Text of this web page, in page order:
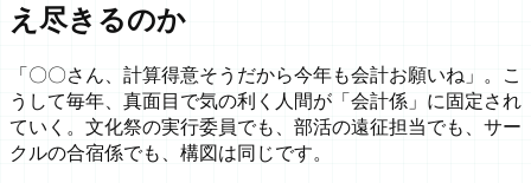
え尽きるのか
「〇〇さん、計算得意そうだから今年も会計お願いね」。こ
うして毎年、真面目で気の利く人間が「会計係」に固定され
ていく。文化祭の実行委員でも、部活の遠征担当でも、サー
クルの合宿係でも、構図は同じです。